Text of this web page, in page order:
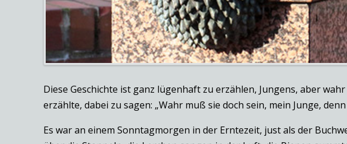
Diese Geschichte ist ganz lügenhaft zu erzählen, Jungens, aber
erzählte, dabei zu sagen: „Wahr muß sie doch sein, mein Junge,
Es war an einem Sonntagmorgen in der Erntezeit, just als der